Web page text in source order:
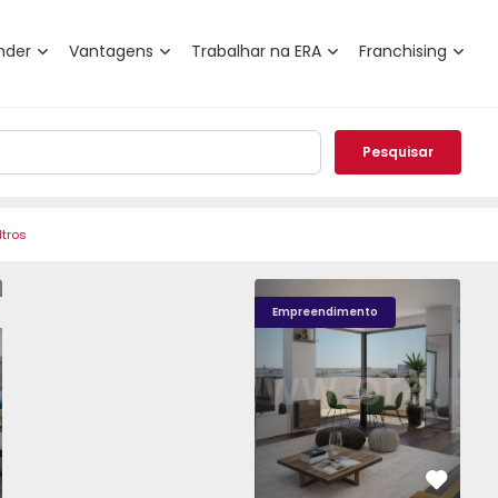
Vantagens Trabalhar na ERA Franchising
Pesquisar
Aliados - 1574582 - 18
T2 Porto, Aliados - 1574582 - 4
Apartamento T2 Porto, Aliados - 1574582 - 1
Apartamento T2 Porto, Aliados - 1574582 - 2
Apartamento T2 Porto, Aliados -
Apartamento T2 Porto,
Apartamento
Empreendimento
Favorito